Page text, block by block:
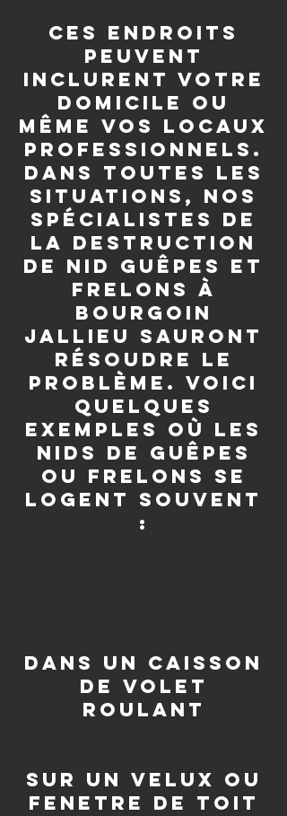
Ces endroits
peuvent
inclurent votre
domicile ou
même vos locaux
professionnels.
Dans toutes les
situations, nos
spécialistes de
la destruction
de nid guêpes et
frelons à
Bourgoin
Jallieu sauront
résoudre le
problème. Voici
quelques
exemples où les
nids de guêpes
ou frelons se
logent souvent
:
dans un caisson
de volet
roulant
sur un velux ou
fenetre de toit